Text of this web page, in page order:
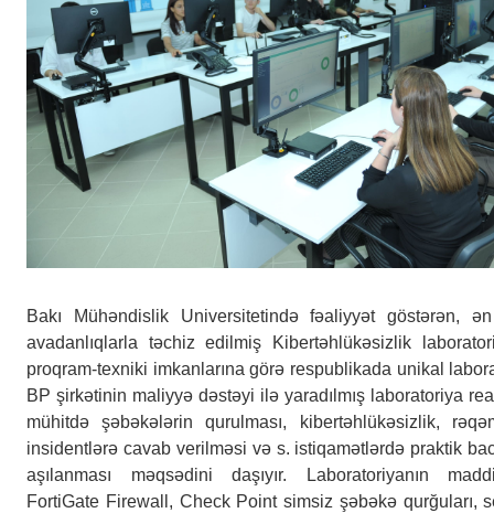
Bakı Mühəndislik Universitetində fəaliyyət göstərən,
avadanlıqlarla təchiz edilmiş Kibertəhlükəsizlik
proqram-texniki imkanlarına görə respublikada unikal
BP şirkətinin maliyyə dəstəyi ilə yaradılmış laboratoriya
mühitdə şəbəkələrin qurulması, kibertəhlükəsizlik,
insidentlərə cavab verilməsi və s. istiqamətlərdə praktik
aşılanması məqsədini daşıyır. Laboratoriyanın
FortiGate Firewall, Check Point simsiz şəbəkə qurğuları,